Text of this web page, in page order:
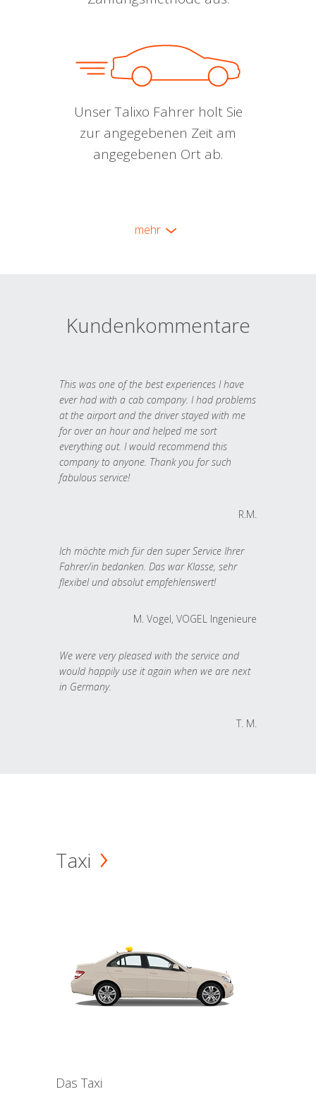
Unser Talixo Fahrer holt Sie
zur angegebenen Zeit am
angegebenen Ort ab.
mehr
Kundenkommentare
This was one of the best experiences I have
ever had with a cab company. I had problems
at the airport and the driver stayed with me
for over an hour and helped me sort
everything out. I would recommend this
company to anyone. Thank you for such
fabulous service!
R.M.
Ich möchte mich für den super Service Ihrer
Fahrer/in bedanken. Das war Klasse, sehr
flexibel und absolut empfehlenswert!
M. Vogel, VOGEL Ingenieure
We were very pleased with the service and
would happily use it again when we are next
in Germany.
T. M.
Taxi
Das Taxi